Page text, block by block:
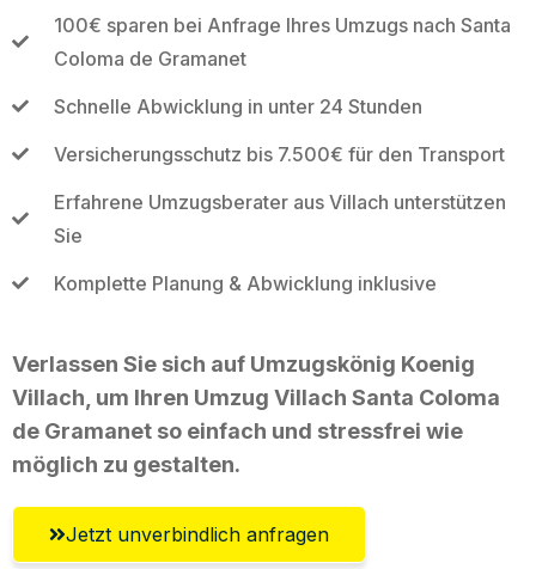
100€ sparen bei Anfrage Ihres Umzugs nach Santa
Coloma de Gramanet
Schnelle Abwicklung in unter 24 Stunden
Versicherungsschutz bis 7.500€ für den Transport
Erfahrene Umzugsberater aus Villach unterstützen
Sie
Komplette Planung & Abwicklung inklusive
Verlassen Sie sich auf Umzugskönig Koenig
Villach, um Ihren Umzug Villach Santa Coloma
de Gramanet so einfach und stressfrei wie
möglich zu gestalten.
Jetzt unverbindlich anfragen